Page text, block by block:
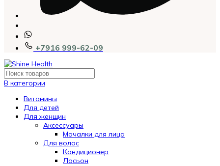
+7916 999-62-09
В категории
Витамины
Для детей
Для женщин
Аксессуары
Мочалки для лица
Для волос
Кондиционер
Лосьон